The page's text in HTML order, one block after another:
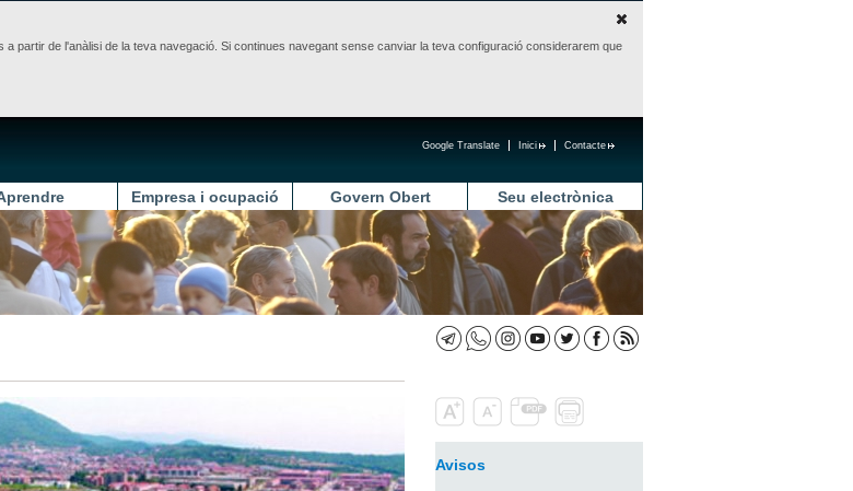
partir de l'anàlisi de la teva navegació. Si continues navegant sense canviar la teva configuració considerarem que
Contacte
Inici
Google Translate
Empresa i ocupació Govern Obert Seu electrònica
Avisos